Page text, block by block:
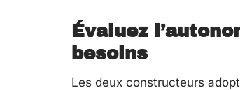
Évaluez
besoins
Les deux constructeurs